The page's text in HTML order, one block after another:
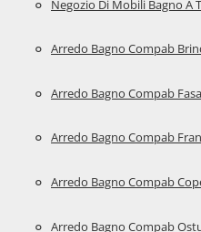
Negozio Di Mobili Bagno A
Arredo Bagno Compab
Arredo Bagno Compab
Arredo Bagno Compab
Arredo Bagno Compab
Arredo Bagno Compab